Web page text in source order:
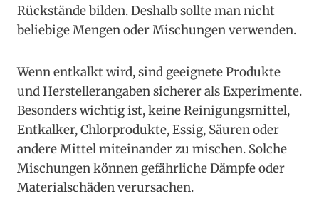
Rückstände bilden. Deshalb sollte man nicht
beliebige Mengen oder Mischungen verwenden.
Wenn entkalkt wird, sind geeignete Produkte
und Herstellerangaben sicherer als Experimente.
Besonders wichtig ist, keine Reinigungsmittel,
Entkalker, Chlorprodukte, Essig, Säuren oder
andere Mittel miteinander zu mischen. Solche
Mischungen können gefährliche Dämpfe oder
Materialschäden verursachen.